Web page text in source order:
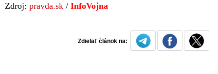
Zdroj: pravda.sk / InfoVojna
Zdielať článok na: